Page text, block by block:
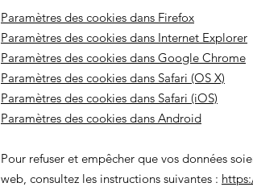
Paramètres des cookies dans Firefox
Paramètres des cookies dans Internet Explorer
Paramètres des cookies dans Google Chrome
Paramètres des cookies dans Safari (OS X)
Paramètres des cookies dans Safari (iOS)
Paramètres des cookies dans Android
Pour refuser et empêcher que vos données
web, consultez les instructions suivantes :